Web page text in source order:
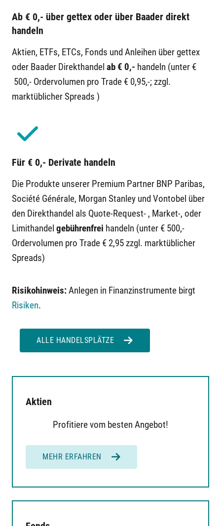
Ab € 0,- über gettex oder über Baader direkt
handeln
Aktien, ETFs, ETCs, Fonds und Anleihen über gettex
oder Baader Direkthandel ab € 0,- handeln (unter €
500,- Ordervolumen pro Trade € 0,95,-; zzgl.
marktüblicher Spreads )
Für € 0,- Derivate handeln
Die Produkte unserer Premium Partner BNP Paribas,
Société Générale, Morgan Stanley und Vontobel über
den Direkthandel als Quote-Request- , Market-, oder
Limithandel gebührenfrei handeln (unter € 500,-
Ordervolumen pro Trade € 2,95 zzgl. marktüblicher
Spreads)
Risikohinweis:Anlegen in Finanzinstrumente birgt
Risiken.
ALLE HANDELSPLÄTZE
Aktien
Profitiere vom besten Angebot!
MEHR ERFAHREN